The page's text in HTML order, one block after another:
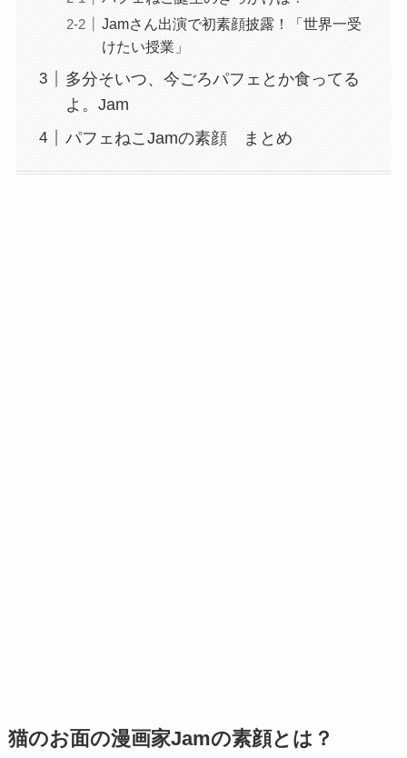
Jamさん出演で初素顔披露！「世界一受
けたい授業」
多分そいつ、今ごろパフェとか食ってる
よ。Jam
パフェねこJamの素顔 まとめ
猫のお面の漫画家Jamの素顔とは？